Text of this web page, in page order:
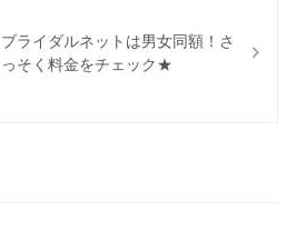
ブライダルネットは男女同額！さ
っそく料金をチェック★